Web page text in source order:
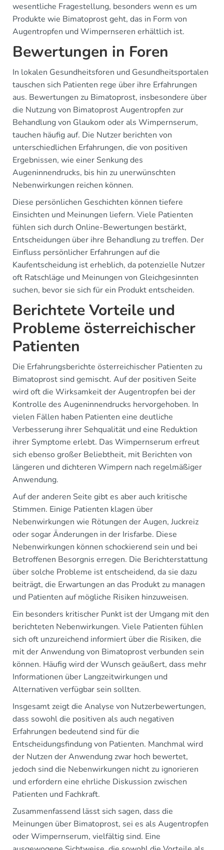
wesentliche Fragestellung, besonders wenn es um
Produkte wie Bimatoprost geht, das in Form von
Augentropfen und Wimpernseren erhältlich ist.
Bewertungen in Foren
In lokalen Gesundheitsforen und Gesundheitsportalen
tauschen sich Patienten rege über ihre Erfahrungen
aus. Bewertungen zu Bimatoprost, insbesondere über
die Nutzung von Bimatoprost Augentropfen zur
Behandlung von Glaukom oder als Wimpernserum,
tauchen häufig auf. Die Nutzer berichten von
unterschiedlichen Erfahrungen, die von positiven
Ergebnissen, wie einer Senkung des
Augeninnendrucks, bis hin zu unerwünschten
Nebenwirkungen reichen können.
Diese persönlichen Geschichten können tiefere
Einsichten und Meinungen liefern. Viele Patienten
fühlen sich durch Online-Bewertungen bestärkt,
Entscheidungen über ihre Behandlung zu treffen. Der
Einfluss persönlicher Erfahrungen auf die
Kaufentscheidung ist erheblich, da potenzielle Nutzer
oft Ratschläge und Meinungen von Gleichgesinnten
suchen, bevor sie sich für ein Produkt entscheiden.
Berichtete Vorteile und
Probleme österreichischer
Patienten
Die Erfahrungsberichte österreichischer Patienten zu
Bimatoprost sind gemischt. Auf der positiven Seite
wird oft die Wirksamkeit der Augentropfen bei der
Kontrolle des Augeninnendrucks hervorgehoben. In
vielen Fällen haben Patienten eine deutliche
Verbesserung ihrer Sehqualität und eine Reduktion
ihrer Symptome erlebt. Das Wimpernserum erfreut
sich ebenso großer Beliebtheit, mit Berichten von
längeren und dichteren Wimpern nach regelmäßiger
Anwendung.
Auf der anderen Seite gibt es aber auch kritische
Stimmen. Einige Patienten klagen über
Nebenwirkungen wie Rötungen der Augen, Juckreiz
oder sogar Änderungen in der Irisfarbe. Diese
Nebenwirkungen können schockierend sein und bei
Betroffenen Besorgnis erregen. Die Berichterstattung
über solche Probleme ist entscheidend, da sie dazu
beiträgt, die Erwartungen an das Produkt zu managen
und Patienten auf mögliche Risiken hinzuweisen.
Ein besonders kritischer Punkt ist der Umgang mit den
berichteten Nebenwirkungen. Viele Patienten fühlen
sich oft unzureichend informiert über die Risiken, die
mit der Anwendung von Bimatoprost verbunden sein
können. Häufig wird der Wunsch geäußert, dass mehr
Informationen über Langzeitwirkungen und
Alternativen verfügbar sein sollten.
Insgesamt zeigt die Analyse von Nutzerbewertungen,
dass sowohl die positiven als auch negativen
Erfahrungen bedeutend sind für die
Entscheidungsfindung von Patienten. Manchmal wird
der Nutzen der Anwendung zwar hoch bewertet,
jedoch sind die Nebenwirkungen nicht zu ignorieren
und erfordern eine ehrliche Diskussion zwischen
Patienten und Fachkraft.
Zusammenfassend lässt sich sagen, dass die
Meinungen über Bimatoprost, sei es als Augentropfen
oder Wimpernserum, vielfältig sind. Eine